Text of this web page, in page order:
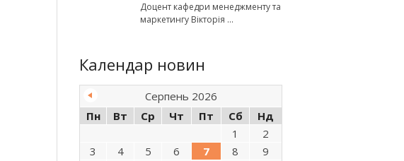
Доцент кафедри менеджменту та
маркетингу Вікторія
Календар новин
Серпень 2026
Пн
Вт Ср Чт Пт Сб
Нд
1
2
3
4 5 6 7 8
9